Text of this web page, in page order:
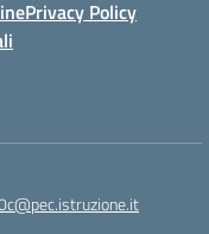
Privacy Policy